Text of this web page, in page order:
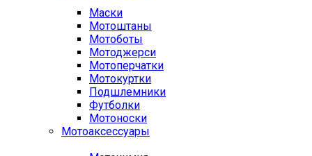
Маски
Мотоштаны
Мотоботы
Мотоджерси
Мотоперчатки
Мотокуртки
Подшлемники
Футболки
Мотоноски
Мотоаксессуары